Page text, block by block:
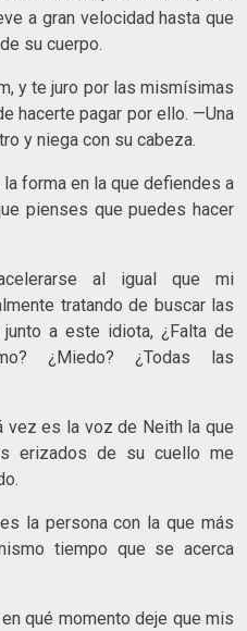
a gran velocidad hasta que
su cuerpo.
y te juro por las mismísimas
hacerte pagar por ello. —Una
y niega con su cabeza.
forma en la que defiendes a
pienses que puedes hacer
al igual que mi
tratando de buscar las
a este idiota, ¿Falta de
¿Miedo? ¿Todas las
vez es la voz de Neith la que
erizados de su cuello me
la persona con la que más
tiempo que se acerca
qué momento deje que mis